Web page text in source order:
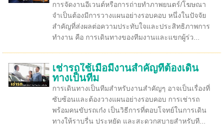
การจัดงานอีเวนต์หรือการถ่ายทำภาพยนตร์/โฆษณา
จำเป็นต้องมีการวางแผนอย่างรอบคอบ หนึ่งในปัจจัย
สำคัญที่ส่งผลต่อความประทับใจและประสิทธิภาพการ
ทำงาน คือ การเดินทางของทีมงานและแขกผู้ร่ว...
เช่ารถใช้เมื่อมีงานสำคัญที่ต้องเดิน
ทางเป็นทีม
การเดินทางเป็นทีมสำหรับงานสำคัญๆ อาจเป็นเรื่องที่
ซับซ้อนและต้องวางแผนอย่างรอบคอบ การเช่ารถ
พร้อมคนขับรถเก๋ง เป็นวิธีการที่ตอบโจทย์ในการเดิน
ทางให้ราบรื่น ประหยัด และสะดวกสบายสำหรับที...